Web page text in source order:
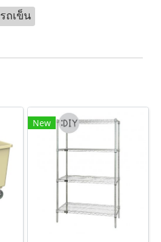
รถเข็น
New